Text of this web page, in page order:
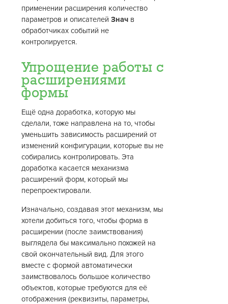
применении расширения количество
параметров и описателейЗнач в
обработчиках событий не
контролируется.
Упрощение работы с
расширениями
формы
Ещё одна доработка, которую мы
сделали, тоже направлена на то, чтобы
уменьшить зависимость расширений от
изменений конфигурации, которые вы не
собирались контролировать. Эта
доработка касается механизма
расширений форм, который мы
перепроектировали.
Изначально, создавая этот механизм, мы
хотели добиться того, чтобы форма в
расширении (после заимствования)
выглядела бы максимально похожей на
свой окончательный вид. Для этого
вместе с формой автоматически
заимствовалось большое количество
объектов, которые требуются для её
отображения (реквизиты, параметры,